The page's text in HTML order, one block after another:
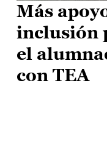
Más
inclusión
el
con TEA